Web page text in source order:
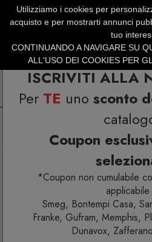
ISCRIVITI ALLA
Per TE uno sconto
Coupon
*Coupon non cumulabile
applicabile
Smeg, Bontempi Casa,
Franke, Gufram, Memphis,
Dunavox,
SERVIZIO CLIENTI
SUMMER SALES |
Illuminazione
Nastro 563.32
Utilizziamo i cookies per
acquisto e per mostrarti annunci
tuo
CONTINUANDO A NAVIGARE SU
ALL'USO DEI COOKIES PER